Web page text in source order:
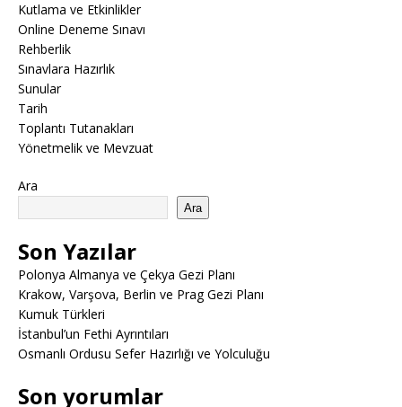
Kutlama ve Etkinlikler
Online Deneme Sınavı
Rehberlik
Sınavlara Hazırlık
Sunular
Tarih
Toplantı Tutanakları
Yönetmelik ve Mevzuat
Ara
Ara
Son Yazılar
Polonya Almanya ve Çekya Gezi Planı
Krakow, Varşova, Berlin ve Prag Gezi Planı
Kumuk Türkleri
İstanbul’un Fethi Ayrıntıları
Osmanlı Ordusu Sefer Hazırlığı ve Yolculuğu
Son yorumlar